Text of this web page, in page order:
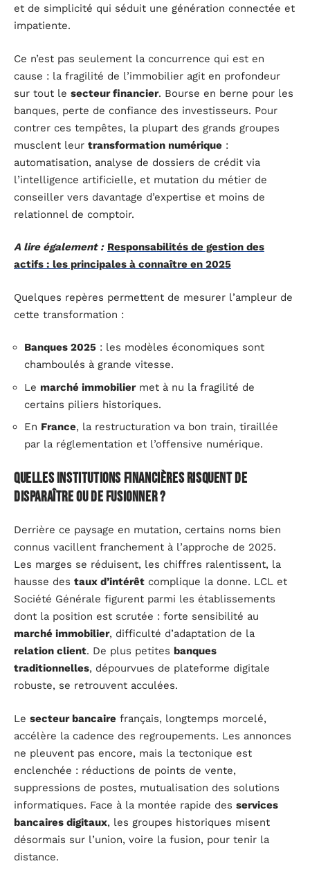
et de simplicité qui séduit une génération connectée et
impatiente.
Ce n’est pas seulement la concurrence qui est en
cause : la fragilité de l’immobilier agit en profondeur
sur tout le secteur financier. Bourse en berne pour les
banques, perte de confiance des investisseurs. Pour
contrer ces tempêtes, la plupart des grands groupes
musclent leur transformation numérique :
automatisation, analyse de dossiers de crédit via
l’intelligence artificielle, et mutation du métier de
conseiller vers davantage d’expertise et moins de
relationnel de comptoir.
A lire également : Responsabilités de gestion des
actifs : les principales à connaître en 2025
Quelques repères permettent de mesurer l’ampleur de
cette transformation :
Banques 2025 : les modèles économiques sont
chamboulés à grande vitesse.
Le marché immobiliermet à nu la fragilité de
certains piliers historiques.
En France, la restructuration va bon train, tiraillée
par la réglementation et l’offensive numérique.
Quelles institutions financières risquent de
disparaître ou de fusionner ?
Derrière ce paysage en mutation, certains noms bien
connus vacillent franchement à l’approche de 2025.
Les marges se réduisent, les chiffres ralentissent, la
hausse des taux d’intérêt complique la donne. LCL et
Société Générale figurent parmi les établissements
dont la position est scrutée : forte sensibilité au
marché immobilier, difficulté d’adaptation de la
relation client. De plus petites banques
traditionnelles, dépourvues de plateforme digitale
robuste, se retrouvent acculées.
Le secteur bancaire français, longtemps morcelé,
accélère la cadence des regroupements. Les annonces
ne pleuvent pas encore, mais la tectonique est
enclenchée : réductions de points de vente,
suppressions de postes, mutualisation des solutions
informatiques. Face à la montée rapide des services
bancaires digitaux, les groupes historiques misent
désormais sur l’union, voire la fusion, pour tenir la
distance.